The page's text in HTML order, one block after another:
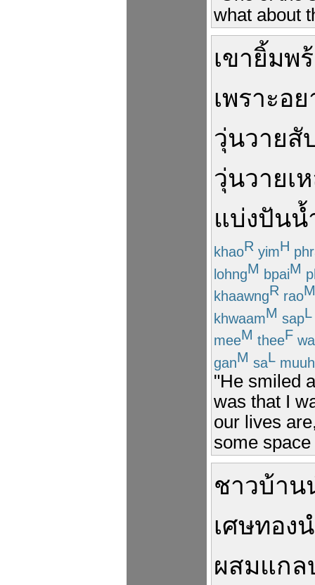
what about
เขายิ้มพ
เพราะอ
วุ่นวายสั
วุ่นวายเ
แบ่งปันน้
khaoR yimH
lohngM bpaiM
khaawngR raoM
khwaamM sapL
meeM theeF
ganM saL
"He smiled
was that I
our lives
some
ชาวบ้าน
เศษทอง
ผสมแกล